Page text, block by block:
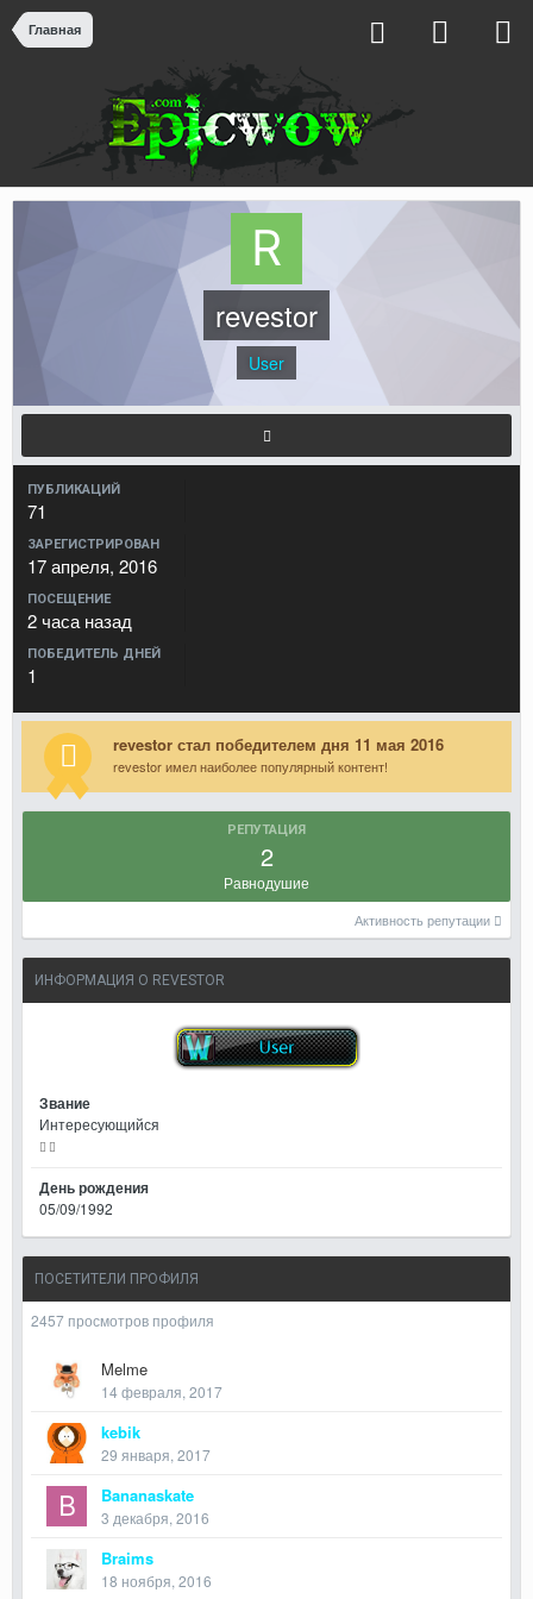
Главная
revestor
User
ПУБЛИКАЦИЙ
71
ЗАРЕГИСТРИРОВАН
17 апреля, 2016
ПОСЕЩЕНИЕ
2 часа назад
ПОБЕДИТЕЛЬ ДНЕЙ
1
revestor стал победителем дня 11 мая 2016
revestor имел наиболее популярный контент!
РЕПУТАЦИЯ
2
Равнодушие
Активность репутации
ИНФОРМАЦИЯ О REVESTOR
Звание
Интересующийся
День рождения
05/09/1992
ПОСЕТИТЕЛИ ПРОФИЛЯ
2457 просмотров профиля
Melme
14 февраля, 2017
kebik
29 января, 2017
Bananaskate
3 декабря, 2016
Braims
18 ноября, 2016